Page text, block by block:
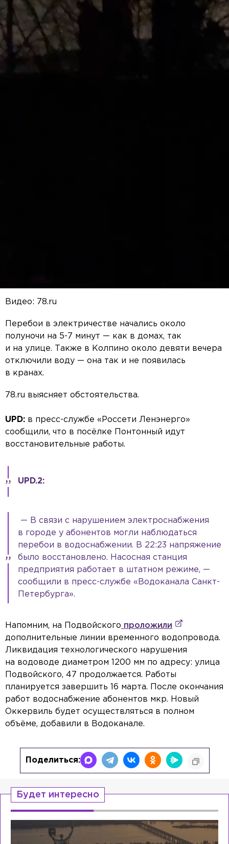
Видео: 78.ru
Перебои в электричестве начались около
полуночи на 5-7 минут — как в домах, так
и на улице. Также в Колпино около девяти вечера
отключили воду — она так и не появилась
в кранах.
78.ru выясняет обстоятельства.
UPD: в пресс-службе «Россети Ленэнерго»
сообщили, что в посёлке Понтонный идут
восстановительные работы.
UPD.2:
— В связи с нарушением электроснабжения
в городе у абонентов могли наблюдаться
перебои в водоснабжении. В 22:23 напряжение
было восстановлено. Насосная станция
предприятия работает в штатном режиме, —
сообщили в пресс-службе «Водоканала Санкт-
Петербурга».
Напомним, на Подвойского проложили
дополнительные линии временного водопровода.
Ликвидация технологического нарушения
на водоводе диаметром 1200 мм по адресу: улица
Подвойского, 47 продолжается. Работы
планируется завершить 16 марта. После окончания
работ водоснабжение абонентов мкр. Новый
Оккервиль будет осуществляться в полном
объёме, добавили в Водоканале.
Поделиться:
Будет интересно